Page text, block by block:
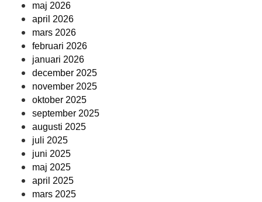
maj 2026
april 2026
mars 2026
februari 2026
januari 2026
december 2025
november 2025
oktober 2025
september 2025
augusti 2025
juli 2025
juni 2025
maj 2025
april 2025
mars 2025